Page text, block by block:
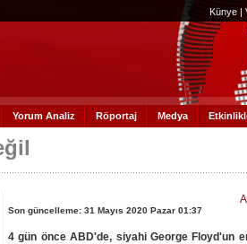
Künye |
Yorum Analiz Röportaj Medya
Son güncelleme: 31 Mayıs 2020 Pazar 01:37
4 gün önce ABD'de, siyahi George Floyd'un